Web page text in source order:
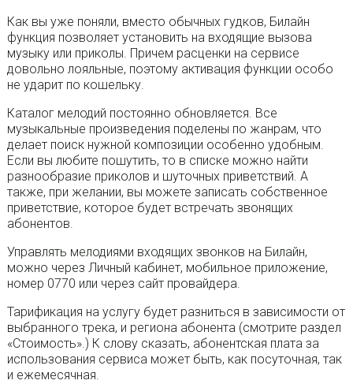
Как вы уже поняли, вместо обычных гудков, Билайн
функция позволяет установить на входящие вызова
музыку или приколы. Причем расценки на сервисе
довольно лояльные, поэтому активация функции особо
не ударит по кошельку.
Каталог мелодий постоянно обновляется. Все
музыкальные произведения поделены по жанрам, что
делает поиск нужной композиции особенно удобным.
Если вы любите пошутить, то в списке можно найти
разнообразие приколов и шуточных приветствий. А
также, при желании, вы можете записать собственное
приветствие, которое будет встречать звонящих
абонентов.
Управлять мелодиями входящих звонков на Билайн,
можно через Личный кабинет, мобильное приложение,
номер 0770 или через сайт провайдера.
Тарификация на услугу будет разниться в зависимости от
выбранного трека, и региона абонента (смотрите раздел
«Стоимость».) К слову сказать, абонентская плата за
использования сервиса может быть, как посуточная, так
и ежемесячная.